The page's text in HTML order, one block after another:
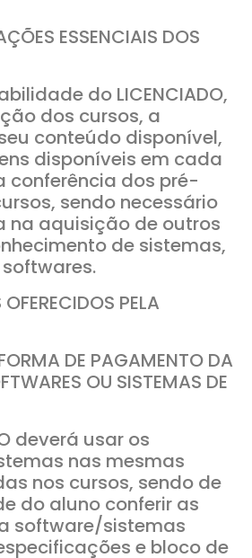
ESSENCIAIS DOS
do LICENCIADO,
dos cursos, a
conteúdo disponível,
disponíveis em cada
conferência dos pré-
sendo necessário
na aquisição de outros
de sistemas,
PELA
DE PAGAMENTO DA
OU SISTEMAS DE
deverá usar os
nas mesmas
nos cursos, sendo de
do aluno conferir as
software/sistemas
e bloco de